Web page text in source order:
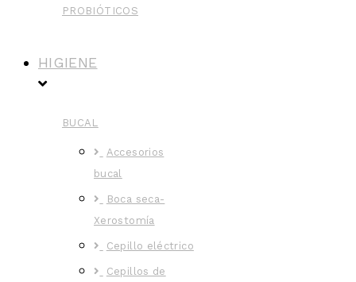
PROBIÓTICOS
HIGIENE
BUCAL
Accesorios
bucal
Boca seca-
Xerostomía
Cepillo eléctrico
Cepillos de